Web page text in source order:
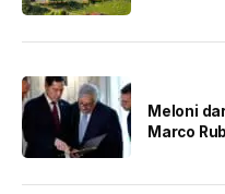
Meloni
Marco